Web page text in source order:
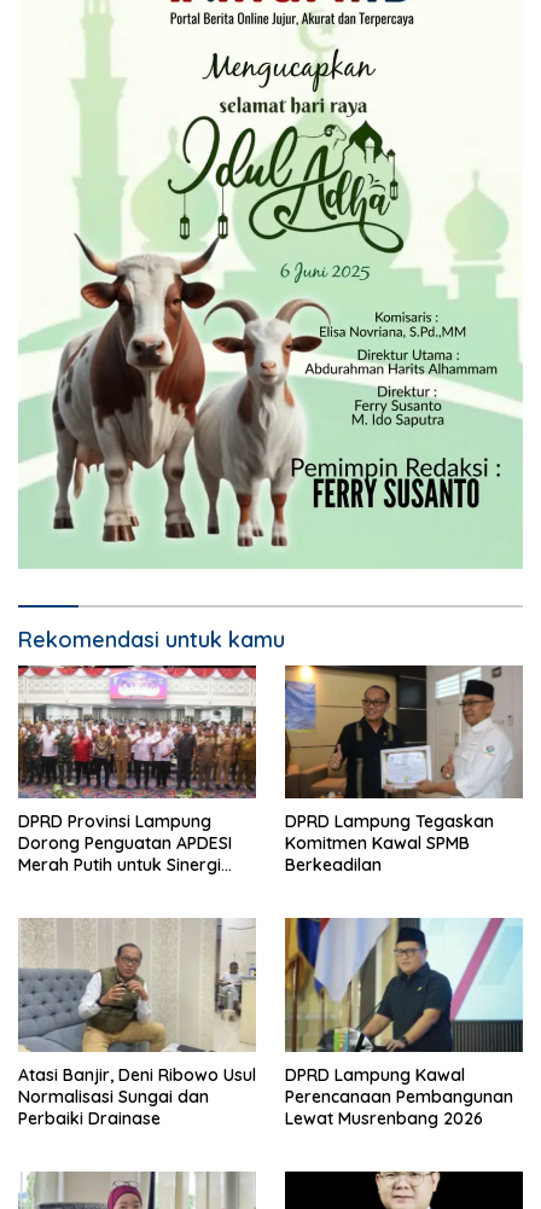
Rekomendasi untuk kamu
DPRD Provinsi Lampung
Dorong Penguatan APDESI
Merah Putih untuk Sinergi
DPRD Lampung Tegaskan
Komitmen Kawal SPMB
Berkeadilan
Atasi Banjir, Deni Ribowo Usul
Normalisasi Sungai dan
Perbaiki Drainase
DPRD Lampung Kawal
Perencanaan Pembangunan
Lewat Musrenbang 2026